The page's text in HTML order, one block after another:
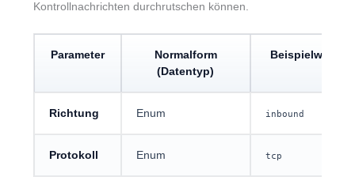
Kontrollnachrichten durchrutschen können.
Parameter
Normalform
(Datentyp)
Beispielwert
Richtung Enum inbound
Protokoll Enum tcp